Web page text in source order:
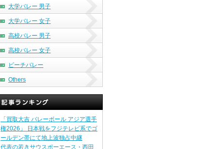
大学バレー 男子
大学バレー 女子
高校バレー 男子
高校バレー 女子
ビーチバレー
Others
「買取大吉 バレーボール アジア選手
権2026」 日本戦をフジテレビ系でゴ
ールデン帯にて地上波独占中継
代表の若きサウスポーエース・西田